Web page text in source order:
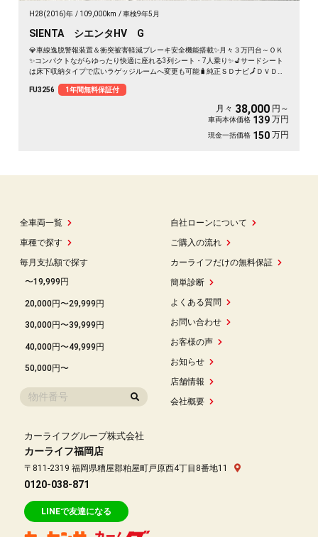
H28(2016)年 109,000km 車検9年5月
SIENTA シエンタHV G
💎車線逸脱警報装置＆衝突被害軽減ブレーキ安全機能搭載✨月々３万円台～ＯＫ
✨コンパクトながらゆったり快適に座れる3列シート・7人乗り✨💺サードシート
は床下収納タイプで広いラゲッジルームへ変更も可能🧳純正ＳＤナビ🗾ＤＶＤ📀
ッシュオープナータイプ🔘両側パワースライドドア🚪ＬＥＤヘッドライトで夜間
の視野性も抜群💡🌈ＪＣ０８モード走行燃費２７．２ｋｍ／Ｌの低燃費🍀車検２
FU3256 1年間無料保証付
月々 38,000 円～
車両本体価格 139 万円
現金一括価格 150 万円
全車両一覧
車種で探す
毎月支払額で探す
〜19,999円
20,000円〜29,999円
30,000円〜39,999円
40,000円〜49,999円
50,000円〜
自社ローンについて
ご購入の流れ
カーライフだけの無料保証
簡単診断
よくある質問
お問い合わせ
お客様の声
お知らせ
店舗情報
会社概要
カーライフグループ株式会社
カーライフ福岡店
〒811-2319 福岡県糟屋郡粕屋町戸原西4丁目8番地11
0120-038-871
LINEで友達になる